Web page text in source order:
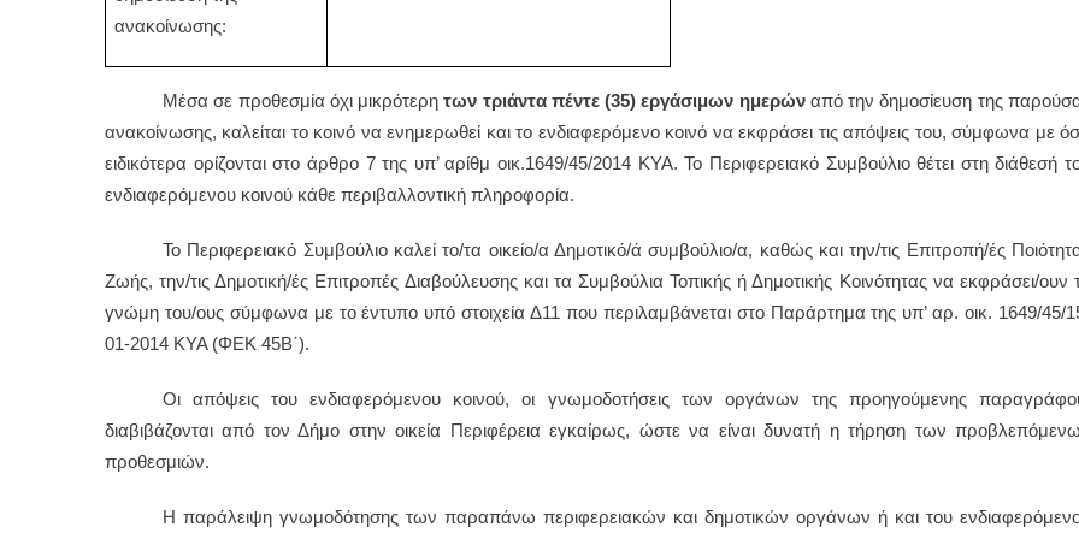
ανακοίνωσης:
Μέσα σε προθεσμία όχι μικρότερητων τριάντα πέντε (35) εργάσιμων ημερώναπό την δημοσίευση της
ανακοίνωσης, καλείται το κοινό να ενημερωθεί και το ενδιαφερόμενο κοινό να εκφράσει τις απόψεις του, σύμφωνα με
ειδικότερα ορίζονται στο άρθρο 7 της υπ’ αρίθμ οικ.1649/45/2014 ΚΥΑ. Το Περιφερειακό Συμβούλιο θέτει στη διάθεσή
ενδιαφερόμενου κοινού κάθε περιβαλλοντική πληροφορία.
Το Περιφερειακό Συμβούλιο καλεί το/τα οικείο/α Δημοτικό/ά συμβούλιο/α, καθώς και την/τις Επιτροπή/ές
Ζωής, την/τις Δημοτική/ές Επιτροπές Διαβούλευσης και τα Συμβούλια Τοπικής ή Δημοτικής Κοινότητας να εκφράσει/ουν
γνώμη του/ους σύμφωνα με το έντυπο υπό στοιχεία Δ11 που περιλαμβάνεται στο Παράρτημα της υπ’ αρ. οικ. 1649/45/
01-2014 ΚΥΑ (ΦΕΚ 45Β΄).
Οι απόψεις του ενδιαφερόμενου κοινού, οι γνωμοδοτήσεις των οργάνων της προηγούμενης
διαβιβάζονται από τον Δήμο στην οικεία Περιφέρεια εγκαίρως, ώστε να είναι δυνατή η τήρηση των
προθεσμιών.
Η παράλειψη γνωμοδότησης των παραπάνω περιφερειακών και δημοτικών οργάνων ή και του